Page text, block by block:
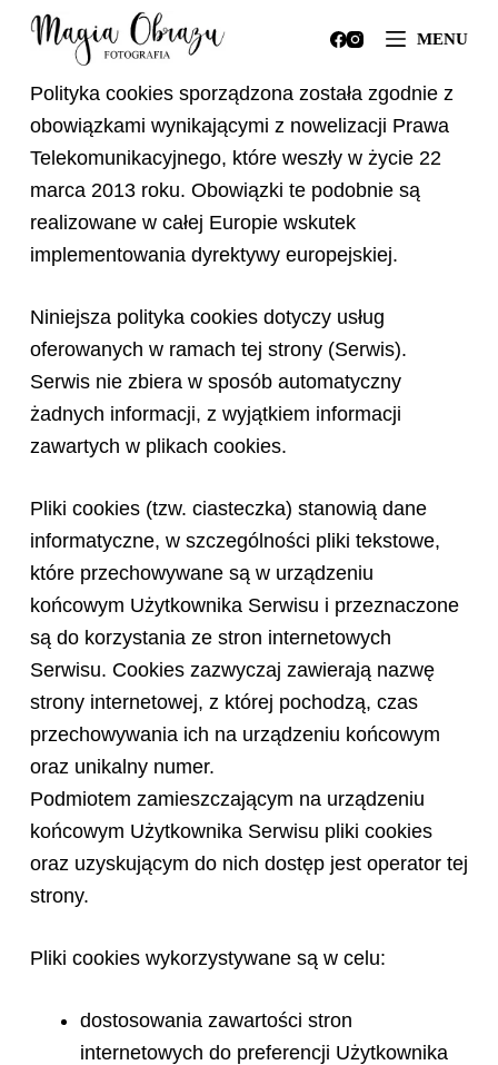
Przejdź
MENU
Polityka cookies sporządzona została zgodnie z
obowiązkami wynikającymi z nowelizacji Prawa
Telekomunikacyjnego, które weszły w życie 22
marca 2013 roku. Obowiązki te podobnie są
realizowane w całej Europie wskutek
implementowania dyrektywy europejskiej.
Niniejsza polityka cookies dotyczy usług
oferowanych w ramach tej strony (Serwis).
Serwis nie zbiera w sposób automatyczny
żadnych informacji, z wyjątkiem informacji
zawartych w plikach cookies.
Pliki cookies (tzw. ciasteczka) stanowią dane
informatyczne, w szczególności pliki tekstowe,
które przechowywane są w urządzeniu
końcowym Użytkownika Serwisu i przeznaczone
są do korzystania ze stron internetowych
Serwisu. Cookies zazwyczaj zawierają nazwę
strony internetowej, z której pochodzą, czas
przechowywania ich na urządzeniu końcowym
oraz unikalny numer.
Podmiotem zamieszczającym na urządzeniu
końcowym Użytkownika Serwisu pliki cookies
oraz uzyskującym do nich dostęp jest operator tej
strony.
Pliki cookies wykorzystywane są w celu:
dostosowania zawartości stron
internetowych do preferencji Użytkownika